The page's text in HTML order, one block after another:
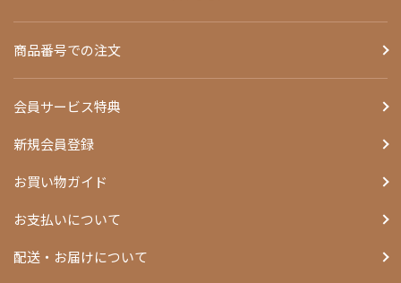
商品番号での注文
会員サービス特典
新規会員登録
お買い物ガイド
お支払いについて
配送・お届けについて